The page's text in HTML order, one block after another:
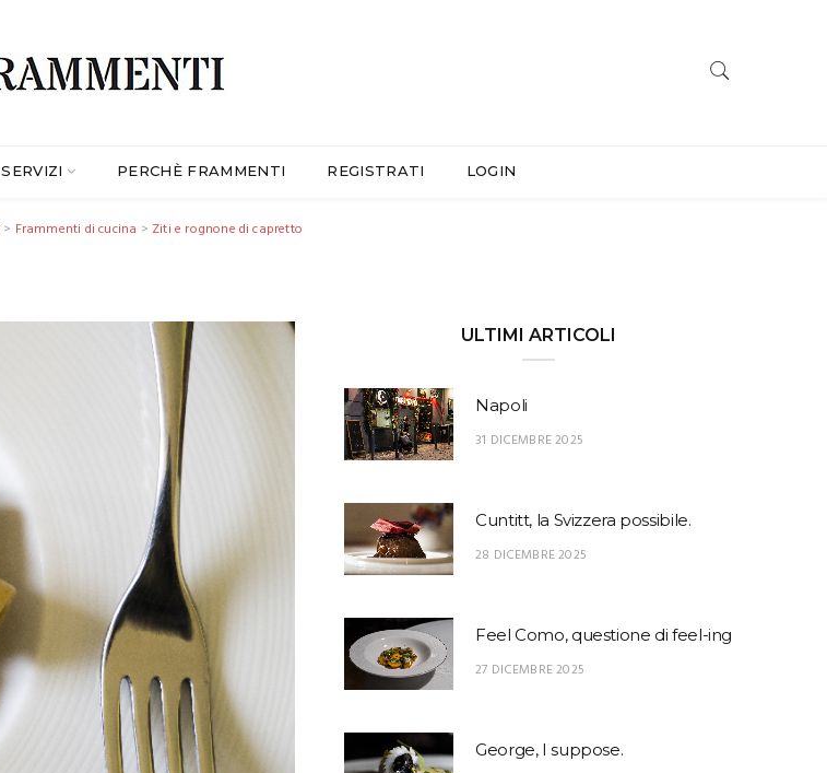
SERVIZI PERCHÈ FRAMMENTI REGISTRATI LOGIN
> Frammenti di cucina > Ziti e rognone di capretto
ULTIMI ARTICOLI
Napoli
31 DICEMBRE 2025
Cuntitt, la Svizzera possibile.
28 DICEMBRE 2025
Feel Como, questione di feel-ing
27 DICEMBRE 2025
George, I suppose.